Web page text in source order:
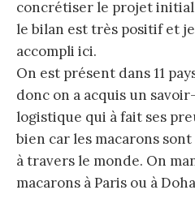
concrétiser le projet
le bilan est très positif et
accompli ici.
On est présent dans 11
donc on a acquis un
logistique qui à fait ses
bien car les macarons
à travers le monde. On
macarons à Paris ou à